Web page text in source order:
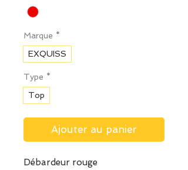
Marque *
EXQUISS
Type *
Top
Ajouter au panier
Débardeur rouge